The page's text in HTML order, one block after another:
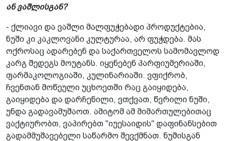
ან ვაშლისგან?
- ქლიავი და ვაშლი მალფუჭებადი პროდუქტებია,
ნუში კი კაკლოვანი კულტურაა, არ ფუჭდება. მას
ოქროსაც ადარებენ და საქართველოს სამომავლოდ
კარგ შედეგს მოუტანს. იყენებენ პარფიუმერიაში,
ფარმაკოლოგიაში, კულინარიაში. ვფიქრობ,
ჩვენთან მოწეული უცხოეთში რაც გაიყიდება,
გაიყიდება და დარჩენილი, ვთქვათ, წვრილი ნუში,
უნდა გადავამუშაოთ. ამიტომ ამ მიმართულებითაც
ვაქტიურობთ, ვაპირებთ "იუესაიდის" დაფინანსებით
გადამმუშავებელი საწარმო შევქმნათ. ნუშისგან